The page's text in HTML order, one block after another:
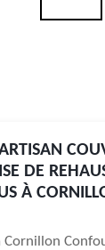
DE
À
Cornillon